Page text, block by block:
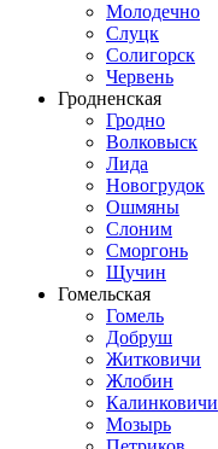
Молодечно
Слуцк
Солигорск
Червень
Гродненская
Гродно
Волковыск
Лида
Новогрудок
Ошмяны
Слоним
Сморгонь
Щучин
Гомельская
Гомель
Добруш
Житковичи
Жлобин
Калинковичи
Мозырь